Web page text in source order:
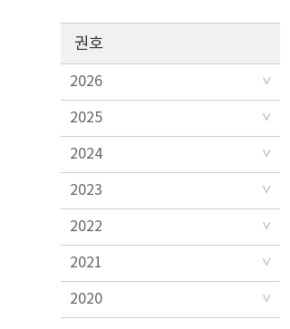
권호
2026
2025
2024
2023
2022
2021
2020